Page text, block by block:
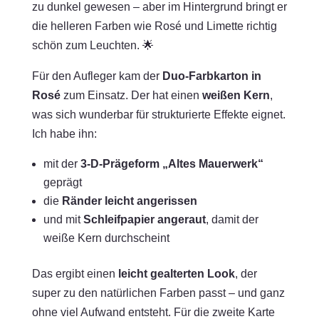
zu dunkel gewesen – aber im Hintergrund bringt er
die helleren Farben wie Rosé und Limette richtig
schön zum Leuchten. 🌟
Für den Aufleger kam der Duo-Farbkarton in
Rosézum Einsatz. Der hat einen weißen Kern,
was sich wunderbar für strukturierte Effekte eignet.
Ich habe ihn:
mit der 3-D-Prägeform „Altes Mauerwerk“
geprägt
die Ränder leicht angerissen
und mitSchleifpapier angeraut, damit der
weiße Kern durchscheint
Das ergibt einen leicht gealterten Look, der
super zu den natürlichen Farben passt – und ganz
ohne viel Aufwand entsteht. Für die zweite Karte